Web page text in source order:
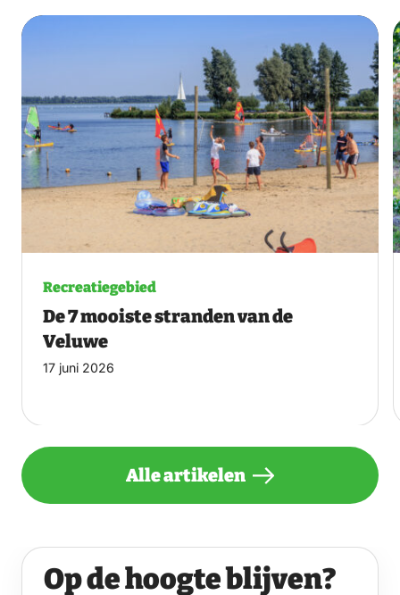
Recreatiegebied
De 7 mooiste stranden van de
Veluwe
17 juni 2026
Alle artikelen
Op de hoogte blijven?